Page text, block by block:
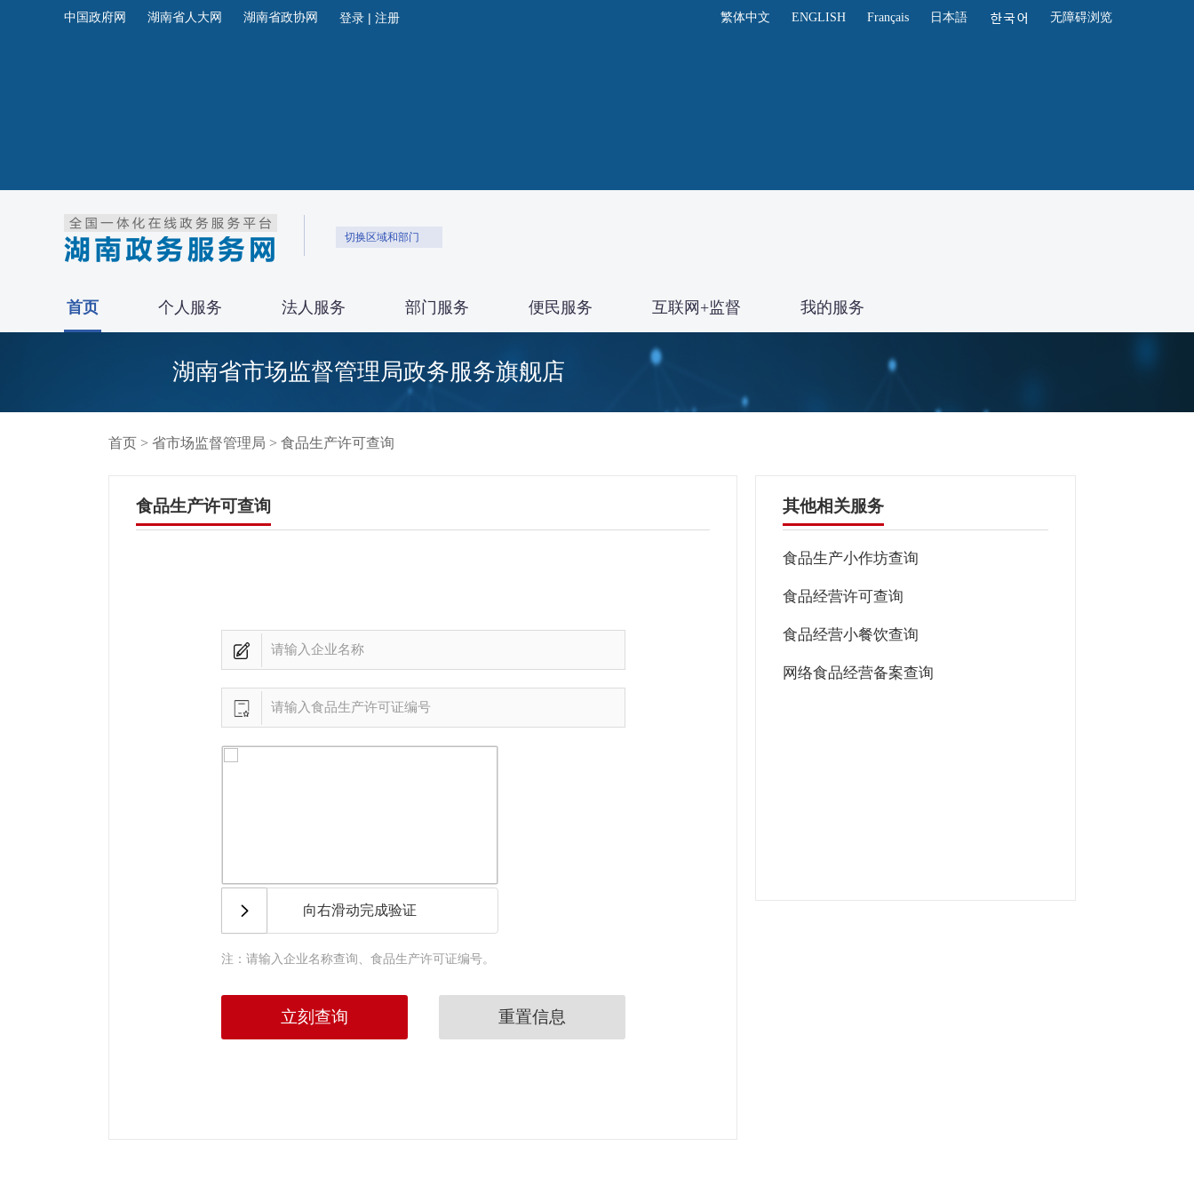
中国政府网 湖南省人大网 湖南省政协网 繁体中文 ENGLISH Français 日本語 无障碍浏览
切换区域和部门
首页 个人服务 法人服务 部门服务 便民服务 互联网+监督 我的服务
湖南省市场监督管理局政务服务旗舰店
首页 > 省市场监督管理局 > 食品生产许可查询
食品生产许可查询
向右滑动完成验证
注：请输入企业名称查询、食品生产许可证编号。
立刻查询 重置信息
其他相关服务
食品生产小作坊查询
食品经营许可查询
食品经营小餐饮查询
网络食品经营备案查询